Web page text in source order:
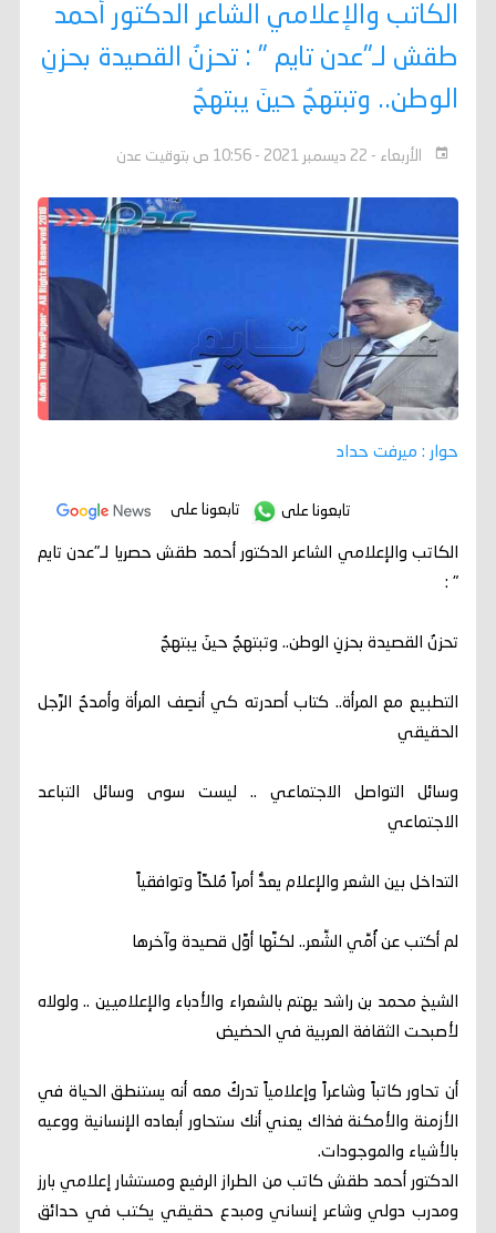
الكاتب والإعلامي الشاعر الدكتور أحمد
طقش لـ"عدن تايم " : تحزنُ القصيدة بحزنِ
الوطن.. وتبتهجُ حينَ يبتهجُ
الأربعاء - 22 ديسمبر 2021 - 10:56 ص بتوقيت عدن
حوار : ميرفت حداد
تابعونا على تابعونا على
الكاتب والإعلامي الشاعر الدكتور أحمد طقش حصريا لـ"عدن تايم
" :
تحزنُ القصيدة بحزنِ الوطن.. وتبتهجُ حينَ يبتهجُ
التطبيع مع المرأة.. كتاب أصدرته كي أنصِف المرأة وأمدحُ الرَّجل
الحقيقي
وسائل التواصل الاجتماعي .. ليست سوى وسائل التباعد
الاجتماعي
التداخل بين الشعر والإعلام يعدُّ أمراً مُلحَّاً وتوافقياً
لم أكتب عن أُمِّي الشِّعر.. لكنَّها أوَّل قصيدة وآخرها
الشيخ محمد بن راشد يهتم بالشعراء والأدباء والإعلاميين .. ولولاه
لأصبحت الثقافة العربية في الحضيض
أن تحاور كاتباً وشاعراً وإعلامياً تدركُ معه أنه يستنطق الحياة في
الأزمنة والأمكنة فذاك يعني أنك ستحاور أبعاده الإنسانية ووعيه
بالأشياء والموجودات.
الدكتور أحمد طقش كاتب من الطراز الرفيع ومستشار إعلامي بارز
ومدرب دولي وشاعر إنساني ومبدع حقيقي يكتب في حدائق